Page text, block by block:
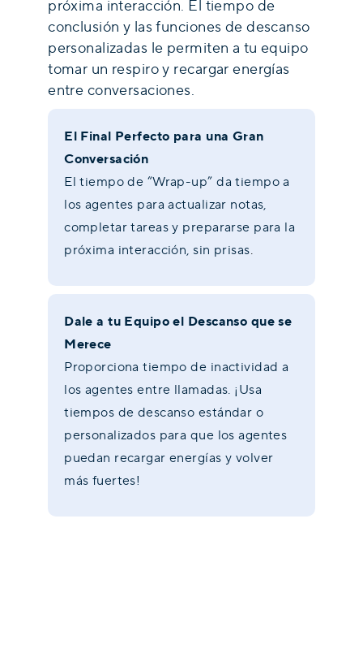
próxima interacción. El tiempo de
conclusión y las funciones de descanso
personalizadas le permiten a tu equipo
tomar un respiro y recargar energías
entre conversaciones.
El Final Perfecto para una Gran
Conversación
El tiempo de “Wrap-up” da tiempo a
los agentes para actualizar notas,
completar tareas y prepararse para la
próxima interacción, sin prisas.
Dale a tu Equipo el Descanso que se
Merece
Proporciona tiempo de inactividad a
los agentes entre llamadas. ¡Usa
tiempos de descanso estándar o
personalizados para que los agentes
puedan recargar energías y volver
más fuertes!